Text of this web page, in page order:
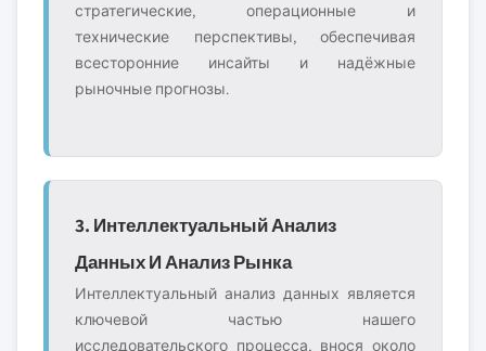
стратегические, операционные и
технические перспективы, обеспечивая
всесторонние инсайты и надёжные
рыночные прогнозы.
3. Интеллектуальный Анализ
Данных И Анализ Рынка
Интеллектуальный анализ данных является
ключевой частью нашего
исследовательского процесса, внося около